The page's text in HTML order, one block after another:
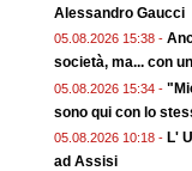
Alessandro Gaucci
05.08.2026 15:38 -
società, ma... con
05.08.2026 15:34 -
sono qui con lo
05.08.2026 10:18 - L'
ad Assisi